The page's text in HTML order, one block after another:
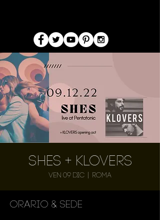
Shes + Klovers
ven 09 dic Roma
Orario & Sede